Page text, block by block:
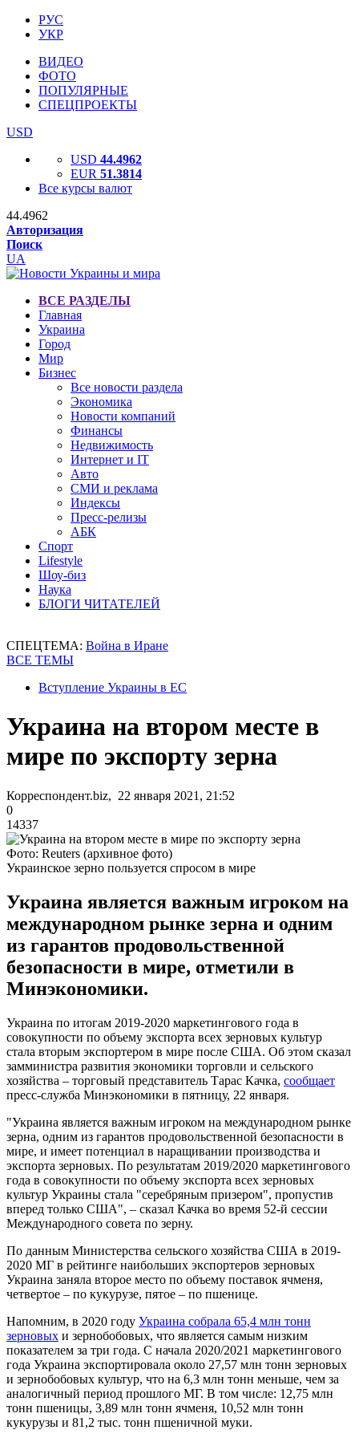
РУС
УКР
ВИДЕО
ФОТО
ПОПУЛЯРНЫЕ
СПЕЦПРОЕКТЫ
USD
USD 44.4962
EUR 51.3814
Все курсы валют
44.4962
Авторизация
Поиск
UA
ВСЕ РАЗДЕЛЫ
Главная
Украина
Город
Мир
Бизнес
Все новости раздела
Экономика
Новости компаний
Финансы
Недвижимость
Интернет и IT
Авто
СМИ и реклама
Индексы
Пресс-релизы
АБК
Спорт
Lifestyle
Шоу-биз
Наука
БЛОГИ ЧИТАТЕЛЕЙ
СПЕЦТЕМА: Война в Иране
ВСЕ ТЕМЫ
Вступление Украины в ЕС
Украина на втором месте в
мире по экспорту зерна
Корреспондент.biz, 22 января 2021, 21:52
0
14337
Фото: Reuters (архивное фото)
Украинское зерно пользуется спросом в мире
Украина является важным игроком на
международном рынке зерна и одним
из гарантов продовольственной
безопасности в мире, отметили в
Минэкономики.
Украина по итогам 2019-2020 маркетингового года в
совокупности по объему экспорта всех зерновых культур
стала вторым экспортером в мире после США. Об этом сказал
замминистра развития экономики торговли и сельского
хозяйства – торговый представитель Тарас Качка, сообщает
пресс-служба Минэкономики в пятницу, 22 января.
"Украина является важным игроком на международном рынке
зерна, одним из гарантов продовольственной безопасности в
мире, и имеет потенциал в наращивании производства и
экспорта зерновых. По результатам 2019/2020 маркетингового
года в совокупности по объему экспорта всех зерновых
культур Украины стала "серебряным призером", пропустив
вперед только США", – сказал Качка во время 52-й сессии
Международного совета по зерну.
По данным Министерства сельского хозяйства США в 2019-
2020 МГ в рейтинге наибольших экспортеров зерновых
Украина заняла второе место по объему поставок ячменя,
четвертое – по кукурузе, пятое – по пшенице.
Напомним, в 2020 году Украина собрала 65,4 млн тонн
зерновых и зернобобовых, что является самым низким
показателем за три года. С начала 2020/2021 маркетингового
года Украина экспортировала около 27,57 млн тонн зерновых
и зернобобовых культур, что на 6,3 млн тонн меньше, чем за
аналогичный период прошлого МГ. В том числе: 12,75 млн
тонн пшеницы, 3,89 млн тонн ячменя, 10,52 млн тонн
кукурузы и 81,2 тыс. тонн пшеничной муки.